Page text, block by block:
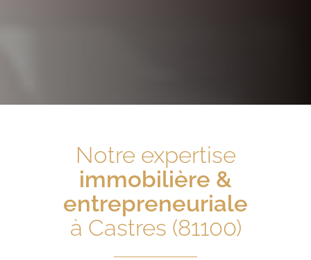
Notre expertise
immobilière &
entrepreneuriale
à Castres (81100)